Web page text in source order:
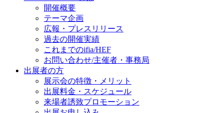
開催概要
テーマ企画
広報・プレスリリース
過去の開催実績
これまでのifia/HEF
お問い合わせ/主催者・事務局
出展者の方
展示会の特徴・メリット
出展料⾦・スケジュール
来場者誘致プロモーション